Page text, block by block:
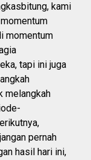
kami
momentum
tapi ini juga
melangkah
pernah
hasil hari ini,